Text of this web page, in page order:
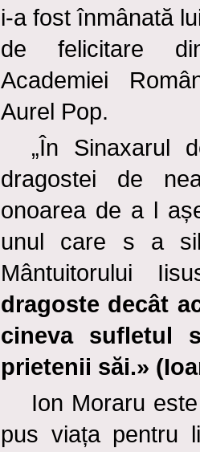
i-a fost înmânată
de felicitare
Academiei
Aurel Pop.
„În Sinaxarul
dragostei de
onoarea de a l
unul care s a
Mântuitorului
dragoste decât
cineva sufletul
prietenii săi.»
Ion Moraru
pus viața pentru